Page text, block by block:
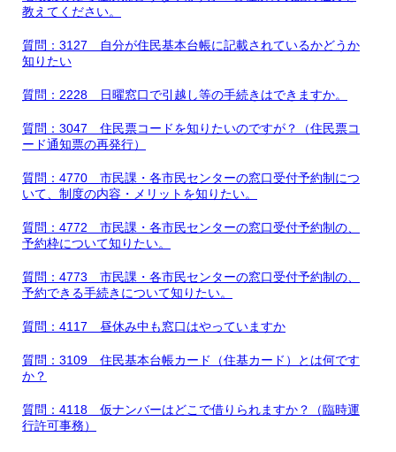
教えてください。
質問：3127 自分が住民基本台帳に記載されているかどうか
知りたい
質問：2228 日曜窓口で引越し等の手続きはできますか。
質問：3047 住民票コードを知りたいのですが？（住民票コ
ード通知票の再発行）
質問：4770 市民課・各市民センターの窓口受付予約制につ
いて、制度の内容・メリットを知りたい。
質問：4772 市民課・各市民センターの窓口受付予約制の、
予約枠について知りたい。
質問：4773 市民課・各市民センターの窓口受付予約制の、
予約できる手続きについて知りたい。
質問：4117 昼休み中も窓口はやっていますか
質問：3109 住民基本台帳カード（住基カード）とは何です
か？
質問：4118 仮ナンバーはどこで借りられますか？（臨時運
行許可事務）